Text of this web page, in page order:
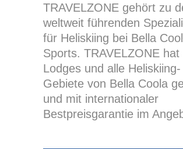
TRAVELZONE gehört zu
weltweit führenden
für Heliskiing bei Bella
Sports. TRAVELZONE hat
Lodges und alle Heliskiing-
Gebiete von Bella Coola
und mit internationaler
Bestpreisgarantie im